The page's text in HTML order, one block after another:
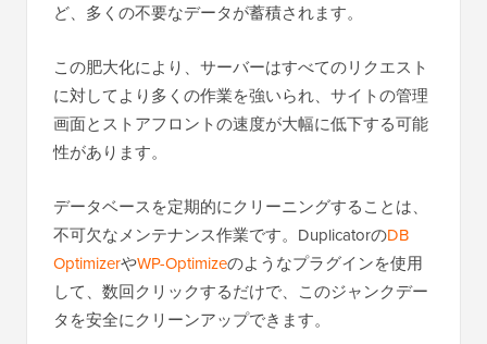
ど、多くの不要なデータが蓄積されます。
この肥大化により、サーバーはすべてのリクエスト
に対してより多くの作業を強いられ、サイトの管理
画面とストアフロントの速度が大幅に低下する可能
性があります。
データベースを定期的にクリーニングすることは、
不可欠なメンテナンス作業です。DuplicatorのDB
OptimizerやWP-Optimizeのようなプラグインを使用
して、数回クリックするだけで、このジャンクデー
タを安全にクリーンアップできます。